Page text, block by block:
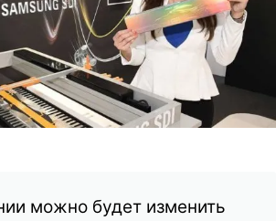
можно будет изменить